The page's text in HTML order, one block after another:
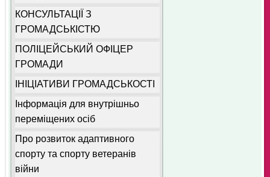
КОНСУЛЬТАЦІЇ З
ГРОМАДСЬКІСТЮ
ПОЛІЦЕЙСЬКИЙ ОФІЦЕР
ГРОМАДИ
ІНІЦІАТИВИ ГРОМАДСЬКОСТІ
Інформація для внутрішньо
переміщених осіб
Про розвиток адаптивного
спорту та спорту ветеранів
війни